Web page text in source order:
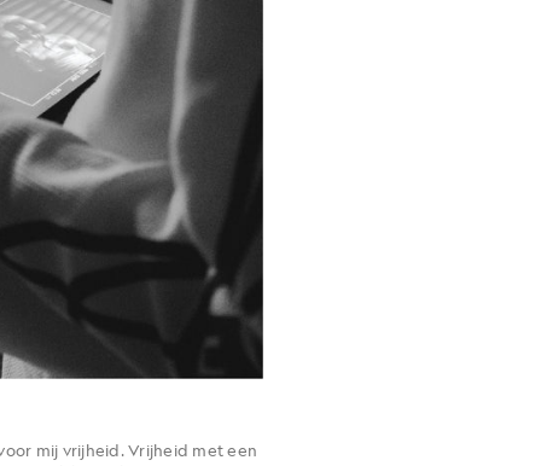
mij vrijheid. Vrijheid met een